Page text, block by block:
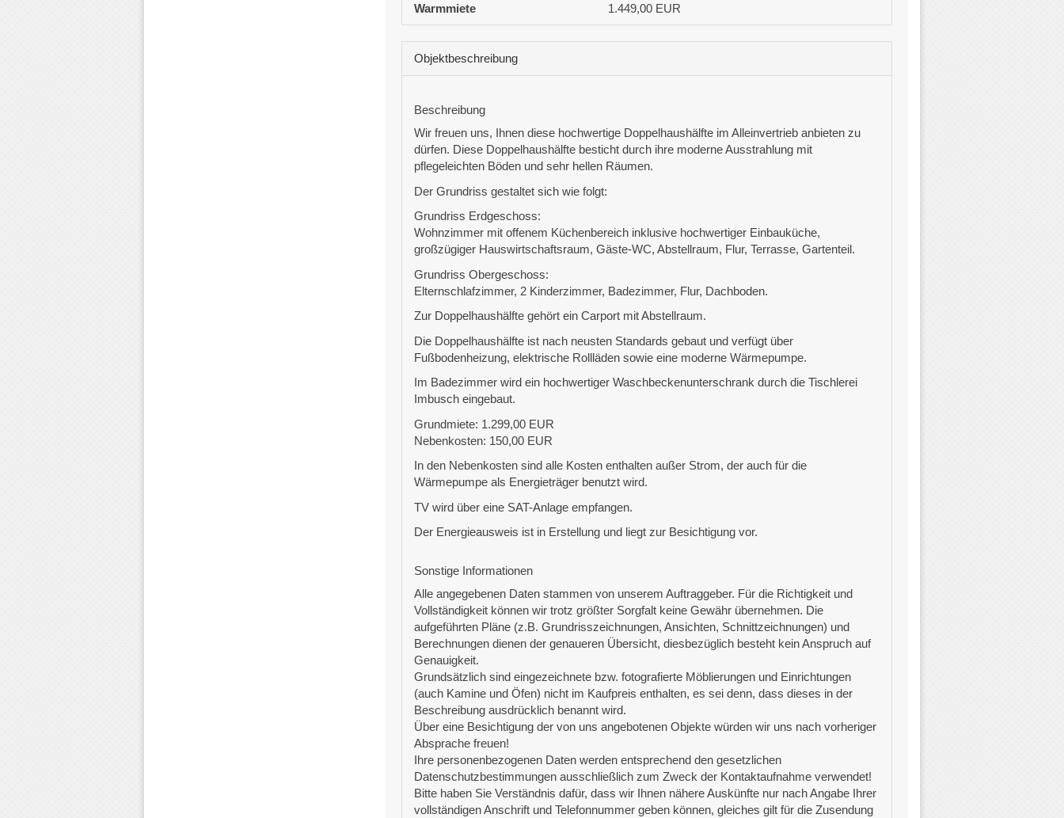
Warmmiete
1.449,00 EUR
Objekt­beschreibung
Beschreibung
Wir freuen uns, Ihnen diese hochwertige Doppelhaushälfte im Alleinvertrieb anbieten zu
dürfen. Diese Doppelhaushälfte besticht durch ihre moderne Ausstrahlung mit
pflegeleichten Böden und sehr hellen Räumen.
Der Grundriss gestaltet sich wie folgt:
Grundriss Erdgeschoss:
Wohnzimmer mit offenem Küchenbereich inklusive hochwertiger Einbauküche,
großzügiger Hauswirtschaftsraum, Gäste-WC, Abstellraum, Flur, Terrasse, Gartenteil.
Grundriss Obergeschoss:
Elternschlafzimmer, 2 Kinderzimmer, Badezimmer, Flur, Dachboden.
Zur Doppelhaushälfte gehört ein Carport mit Abstellraum.
Die Doppelhaushälfte ist nach neusten Standards gebaut und verfügt über
Fußbodenheizung, elektrische Rollläden sowie eine moderne Wärmepumpe.
Im Badezimmer wird ein hochwertiger Waschbeckenunterschrank durch die Tischlerei
Imbusch eingebaut.
Grundmiete: 1.299,00 EUR
Nebenkosten: 150,00 EUR
In den Nebenkosten sind alle Kosten enthalten außer Strom, der auch für die
Wärmepumpe als Energieträger benutzt wird.
TV wird über eine SAT-Anlage empfangen.
Der Energieausweis ist in Erstellung und liegt zur Besichtigung vor.
Sonstige Informationen
Alle angegebenen Daten stammen von unserem Auftraggeber. Für die Richtigkeit und
Vollständigkeit können wir trotz größter Sorgfalt keine Gewähr übernehmen. Die
aufgeführten Pläne (z.B. Grundrisszeichnungen, Ansichten, Schnittzeichnungen) und
Berechnungen dienen der genaueren Übersicht, diesbezüglich besteht kein Anspruch auf
Genauigkeit.
Grundsätzlich sind eingezeichnete bzw. fotografierte Möblierungen und Einrichtungen
(auch Kamine und Öfen) nicht im Kaufpreis enthalten, es sei denn, dass dieses in der
Beschreibung ausdrücklich benannt wird.
Über eine Besichtigung der von uns angebotenen Objekte würden wir uns nach vorheriger
Absprache freuen!
Ihre personenbezogenen Daten werden entsprechend den gesetzlichen
Datenschutzbestimmungen ausschließlich zum Zweck der Kontaktaufnahme verwendet!
Bitte haben Sie Verständnis dafür, dass wir Ihnen nähere Auskünfte nur nach Angabe Ihrer
vollständigen Anschrift und Telefonnummer geben können, gleiches gilt für die Zusendung